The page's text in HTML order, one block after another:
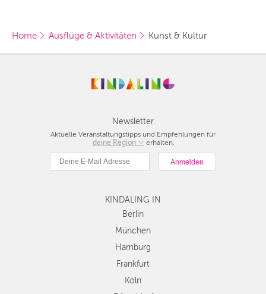
BERLIN
HAMBURG
KÖLN
DÜSSELDORF
HANNOVER
DRESDEN
Home Ausflüge & Aktivitäten Kunst & Kultur
Newsletter
Aktuelle Veranstaltungstipps und Empfehlungen für
deine Region
Berlin
Hamburg
Köln
Düsseldorf
Stuttgart
Essen
Dresden
erhalten.
KINDALING IN
Berlin
München
Hamburg
Frankfurt
Köln